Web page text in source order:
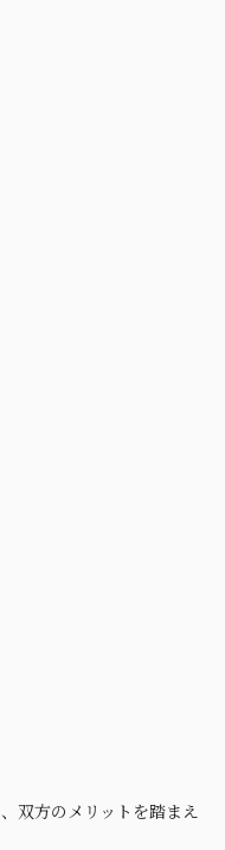
双方のメリットを踏まえ